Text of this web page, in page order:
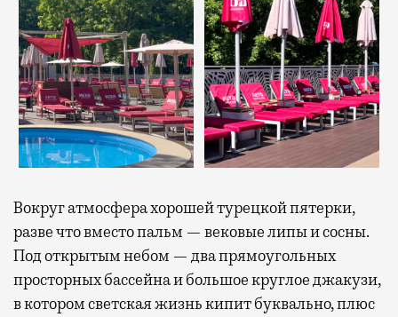
Вокруг атмосфера хорошей турецкой пятерки,
разве что вместо пальм — вековые липы и сосны.
Под открытым небом — два прямоугольных
просторных бассейна и большое круглое джакузи,
в котором светская жизнь кипит буквально, плюс